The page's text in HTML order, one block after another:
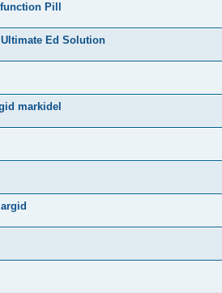
Pill
Ed Solution
markidel